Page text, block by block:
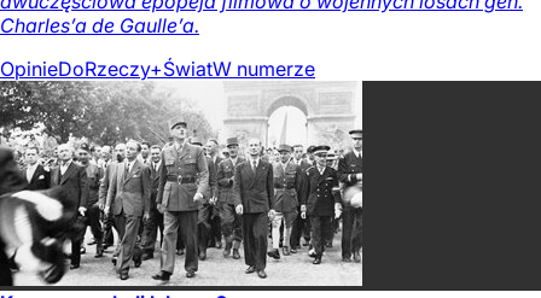
Charles’a de Gaulle’a.
OpinieDoRzeczy+ŚwiatW numerze